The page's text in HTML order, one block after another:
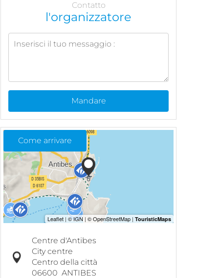
Contatto
l'organizzatore
Mandare
Come arrivare
Centre d'Antibes
City centre
Centro della città
06600 ANTIBES